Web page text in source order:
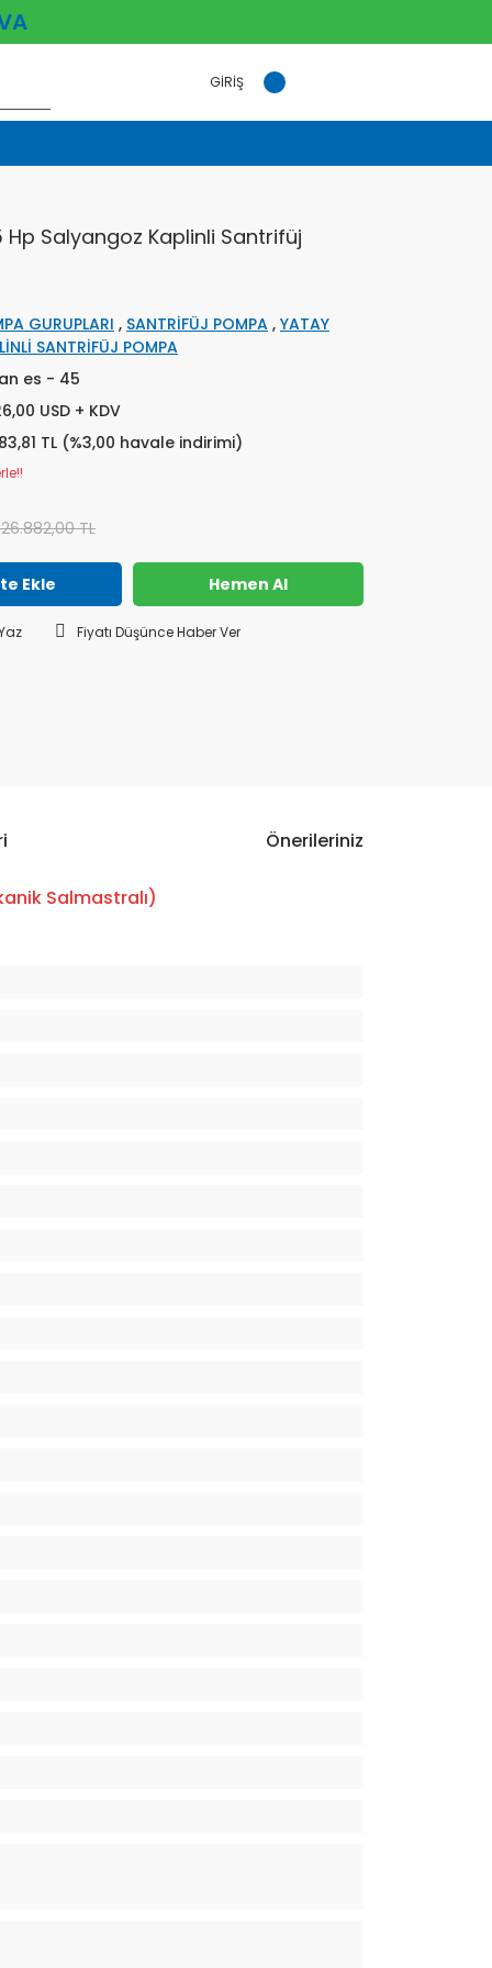
GİRİŞ
Hp Salyangoz Kaplinli Santrifüj
GURUPLARI , SANTRİFÜJ POMPA , YATAY
SANTRİFÜJ POMPA
es - 45
USD + KDV
TL (%3,00 havale indirimi)
TL
Ekle Hemen Al
Fiyatı Düşünce Haber Ver
Önerileriniz
Salmastralı)